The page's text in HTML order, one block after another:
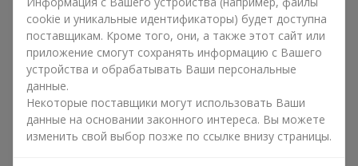
Сувениры к букетам на разные
праздники
Праздник задаёт настроение, а сувенирная продукция для
букетов его подчёркивает. Именно поэтому сувениры к
цветам часто выбирают с учётом даты и события. В нашем
ассортименте найдётся сувенирная продукция для букетов,
которая подойдёт к любому празднику и может быть
рассчитана на любой бюджет.
cookie и уникальные идентификаторы) будет доступна
поставщикам. Кроме того, они, а также этот сайт или
приложение смогут сохранять информацию с Вашего
устройства и обрабатывать Ваши персональные
данные.
Некоторые поставщики могут использовать Ваши
данные на основании законного интереса. Вы можете
изменить свой выбор позже по ссылке внизу страницы.